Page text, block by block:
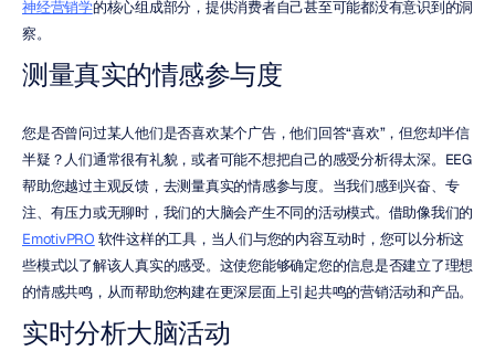
神经营销学的核心组成部分，提供消费者自己甚至可能都没有意识到的洞
察。
测量真实的情感参与度
您是否曾问过某人他们是否喜欢某个广告，他们回答“喜欢”，但您却半信
半疑？人们通常很有礼貌，或者可能不想把自己的感受分析得太深。EEG
帮助您越过主观反馈，去测量真实的情感参与度。当我们感到兴奋、专
EmotivPRO 软件这样的工具，当人们与您的内容互动时，您可以分析这
些模式以了解该人真实的感受。这使您能够确定您的信息是否建立了理想
的情感共鸣，从而帮助您构建在更深层面上引起共鸣的营销活动和产品。
实时分析大脑活动